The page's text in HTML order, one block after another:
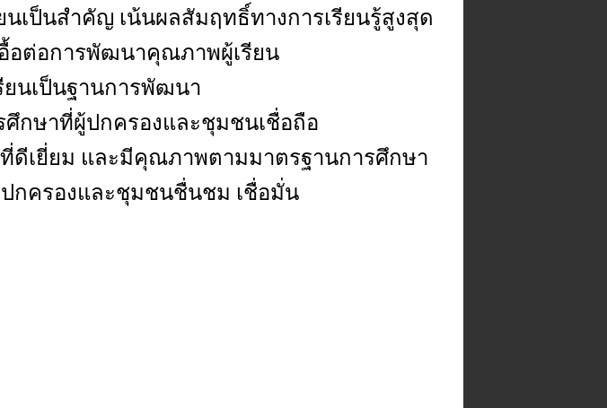
นเป็นสำคัญ เน้นผลสัมฤทธิ์ทางการเรียนรู้สูงสุด
อื้อต่อการพัฒนาคุณภาพผู้เรียน
ยนเป็นฐานการพัฒนา
กษาที่ผู้ปกครองและชุมชนเชื่อถือ
ดีเยี่ยม และมีคุณภาพตามมาตรฐานการศึกษา
ปกครองและชุมชนชื่นชม เชื่อมั่น